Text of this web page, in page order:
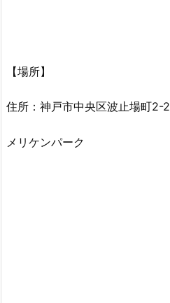
【場所】
住所：神戸市中央区波止場町2-2
メリケンパーク